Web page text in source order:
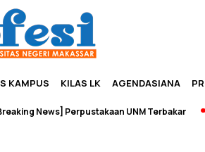
KAMPUS KILAS LK AGENDASIANA
News] Perpustakaan UNM Terbakar